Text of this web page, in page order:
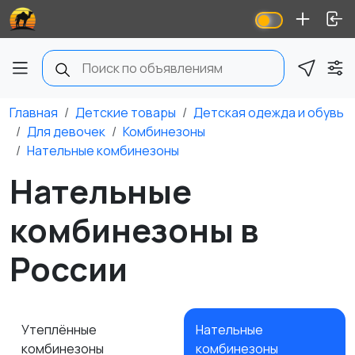
Главная Детские товары
Детская одежда и обувь
Для девочек
Комбинезоны
Нательные комбинезоны
Нательные
комбинезоны в
России
Утеплённые
комбинезоны
Нательные
комбинезоны